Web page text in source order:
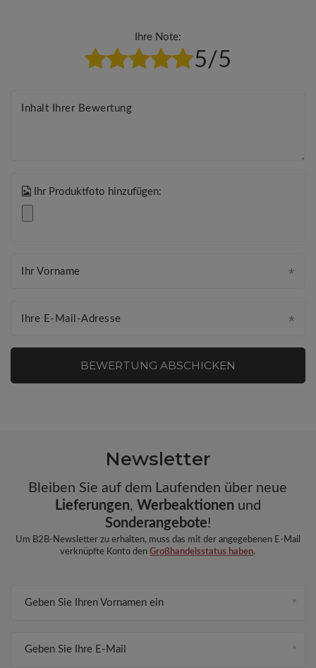
Ihre Note:
5/5
Inhalt Ihrer Bewertung
Ihr Produktfoto hinzufügen:
Ihr Vorname
Ihre E-Mail-Adresse
BEWERTUNG ABSCHICKEN
Newsletter
Bleiben Sie auf dem Laufenden über neue
Lieferungen, Werbeaktionen und
Sonderangebote!
Um B2B-Newsletter zu erhalten, muss das mit der angegebenen E-Mail
verknüpfte Konto denGroßhandelsstatus haben.
Geben Sie Ihren Vornamen ein
Geben Sie Ihre E-Mail